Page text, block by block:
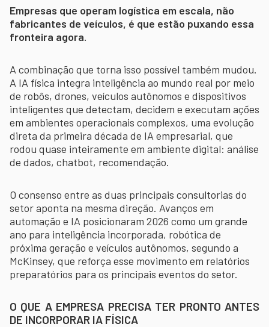
Empresas que operam logística em escala, não
fabricantes de veículos, é que estão puxando essa
fronteira agora.
A combinação que torna isso possível também mudou.
A IA física integra inteligência ao mundo real por meio
de robôs, drones, veículos autônomos e dispositivos
inteligentes que detectam, decidem e executam ações
em ambientes operacionais complexos, uma evolução
direta da primeira década de IA empresarial, que
rodou quase inteiramente em ambiente digital: análise
de dados, chatbot, recomendação.
O consenso entre as duas principais consultorias do
setor aponta na mesma direção. Avanços em
automação e IA posicionaram 2026 como um grande
ano para inteligência incorporada, robótica de
próxima geração e veículos autônomos, segundo a
McKinsey, que reforça esse movimento em relatórios
preparatórios para os principais eventos do setor.
O QUE A EMPRESA PRECISA TER PRONTO ANTES
DE INCORPORAR IA FÍSICA